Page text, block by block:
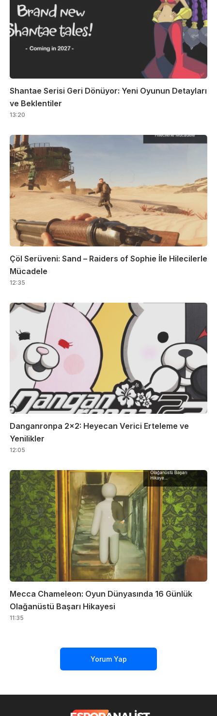
Shantae Serisi Geri Dönüyor: Yeni Oyunun Detayları
ve Beklentiler
13:20
Çöl Serüveni: Sand – Raiders of Sophie İle Hilecilerle
Mücadele
12:35
Danganronpa 2×2: Heyecan Verici Erteleme ve
Yenilikler
12:05
Mecca Chameleon: Oyun Dünyasında 16 Günlük
Olağanüstü Başarı Hikayesi
11:35
Yorum Yap